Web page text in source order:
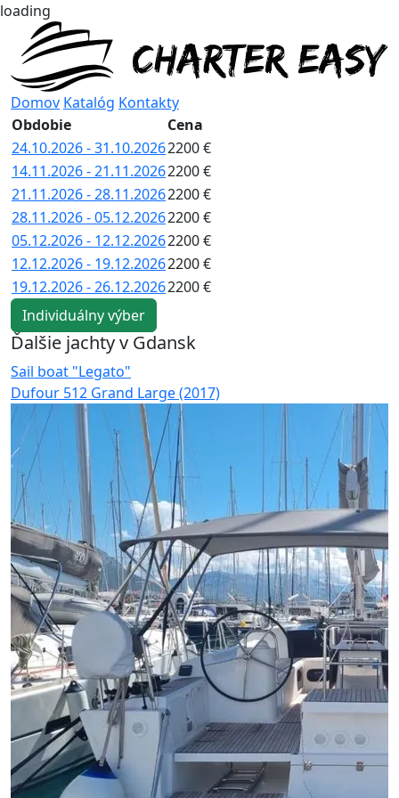
loading
Domov Katalóg Kontakty
Obdobie
Cena
24.10.2026 - 31.10.20262200 €
14.11.2026 - 21.11.20262200 €
21.11.2026 - 28.11.20262200 €
28.11.2026 - 05.12.20262200 €
05.12.2026 - 12.12.20262200 €
12.12.2026 - 19.12.20262200 €
19.12.2026 - 26.12.20262200 €
Individuálny výber
Ďalšie jachty v Gdansk
Sail boat "Legato"
Dufour 512 Grand Large (2017)